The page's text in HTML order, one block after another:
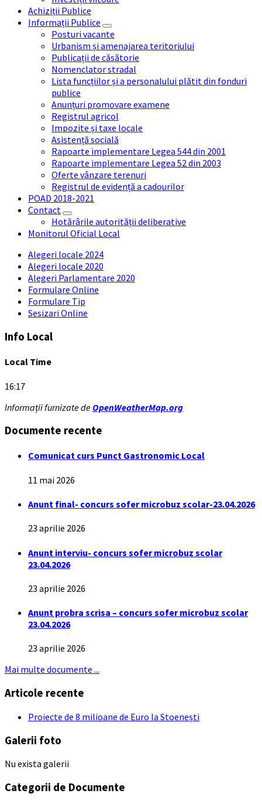
Achiziții Publice
Informații Publice
Posturi vacante
Urbanism și amenajarea teritoriului
Publicații de căsătorie
Nomenclator stradal
Lista funcțiilor și a personalului plătit din fonduri
publice
Anunțuri promovare examene
Registrul agricol
Impozite și taxe locale
Asistență socială
Rapoarte implementare Legea 544 din 2001
Rapoarte implementare Legea 52 din 2003
Oferte vânzare terenuri
Registrul de evidență a cadourilor
POAD 2018-2021
Contact
Hotărârile autorității deliberative
Monitorul Oficial Local
Alegeri locale 2024
Alegeri locale 2020
Alegeri Parlamentare 2020
Formulare Online
Formulare Tip
Sesizari Online
Info Local
Local Time
16:17
Informații furnizate de OpenWeatherMap.org
Documente recente
Comunicat curs Punct Gastronomic Local
11 mai 2026
Anunt final- concurs sofer microbuz scolar-23.04.2026
23 aprilie 2026
Anunt interviu- concurs sofer microbuz scolar
23.04.2026
23 aprilie 2026
Anunt probra scrisa – concurs sofer microbuz scolar
23.04.2026
23 aprilie 2026
Mai multe documente ...
Articole recente
Proiecte de 8 milioane de Euro la Stoenești
Galerii foto
Nu exista galerii
Categorii de Documente